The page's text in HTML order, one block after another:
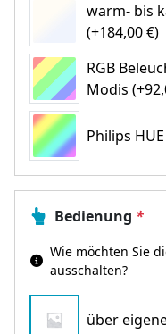
warm- bis
(+184,00 €)
RGB
Modis
Philips
Bedienung *
Wie möchten Sie
ausschalten?
über